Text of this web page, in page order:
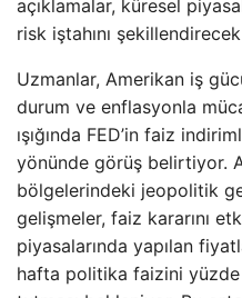
açıklamalar, küresel
risk iştahını
Uzmanlar, Amerikan iş
durum ve enflasyonla
ışığında FED’in faiz
yönünde görüş belirtiyor.
bölgelerindeki jeopolitik
gelişmeler, faiz kararını
piyasalarında yapılan
hafta politika faizini yüzde